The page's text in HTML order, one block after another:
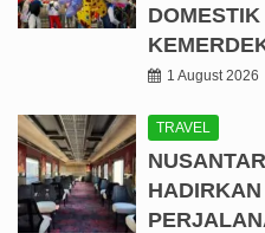
1 August 2026
TRAVEL